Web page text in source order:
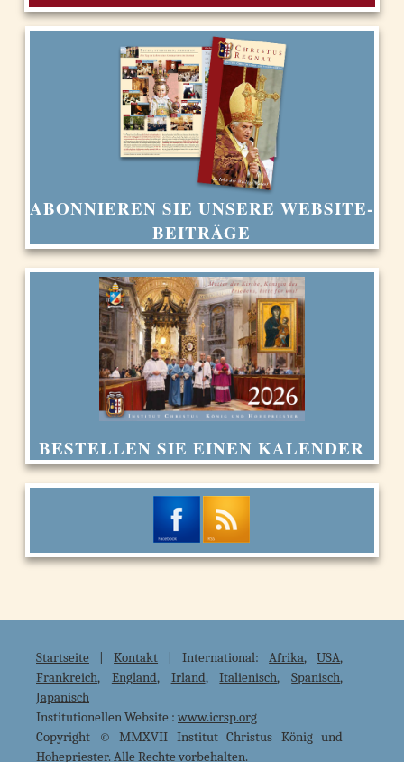
ABONNIEREN SIE UNSERE WEBSITE-
BEITRÄGE
BESTELLEN SIE EINEN KALENDER
Startseite |Kontakt | International:Afrika,USA,
Frankreich, England, Irland,Italienisch,Spanisch,
Japanisch
Institutionellen Website : www.icrsp.org
Copyright © MMXVII Institut Christus König und
Hohepriester. Alle Rechte vorbehalten.